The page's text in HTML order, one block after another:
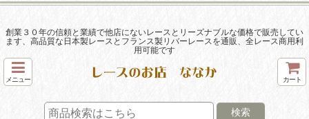
創業３０年の信頼と業績で他店にないレースとリーズナブルな価格で販売してい
ます、高品質な日本製レースとフランス製リバーレースを通販、全レース商用利
用可能です
メニュー カート
検索